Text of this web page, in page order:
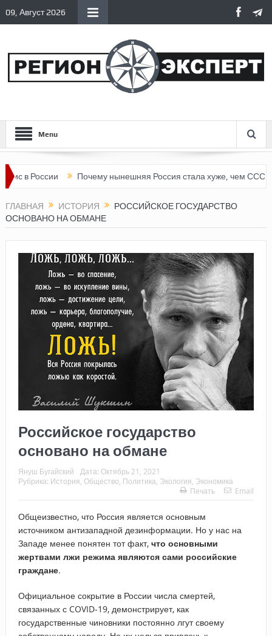
09, Август 2026
Menu
Почему нынешняя Россия стала хуже, чем СССР?
ГЛАВНАЯ ИСТОРИЯ
РОССИЙСКОЕ ГОСУДАРСТВО
ОСНОВАНО НА ОБМАНЕ
Российское государство
основано на обмане
Януш Бугайский Дата: Октябрь 21, 2021
Рубрика: История Общество Политика Экология Экономика
Печать
Email
Общеизвестно, что Россия является основным
источником антизападной дезинформации. Но у нас на
Западе менее понятен тот факт, что основными
жертвами лжи режима являются сами российские
граждане.
Официальное сокрытие в России числа смертей,
связанных с COVID-19, демонстрирует, как
государственные чиновники постоянно лгут своему